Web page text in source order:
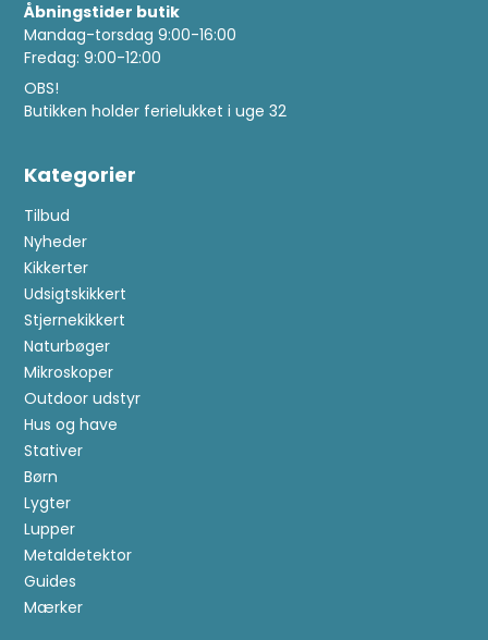
Åbningstider butik
Mandag-torsdag 9:00-16:00
Fredag: 9:00-12:00
OBS!
Butikken holder ferielukket i uge 32
Kategorier
Tilbud
Nyheder
Kikkerter
Udsigtskikkert
Stjernekikkert
Naturbøger
Mikroskoper
Outdoor udstyr
Hus og have
Stativer
Børn
Lygter
Lupper
Metaldetektor
Guides
Mærker